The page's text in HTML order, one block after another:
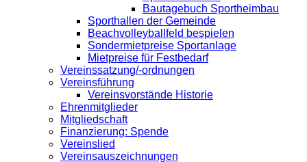
Bautagebuch Sportheimbau
Sporthallen der Gemeinde
Beachvolleyballfeld bespielen
Sondermietpreise Sportanlage
Mietpreise für Festbedarf
Vereinssatzung/-ordnungen
Vereinsführung
Vereinsvorstände Historie
Ehrenmitglieder
Mitgliedschaft
Finanzierung: Spende
Vereinslied
Vereinsauszeichnungen